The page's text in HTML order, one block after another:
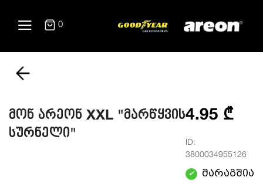
0
მონ არეონ XXL "მარწყვის
სურნელი"
4.95 ₾
ID:
3800034955126
✔ მარაგშია